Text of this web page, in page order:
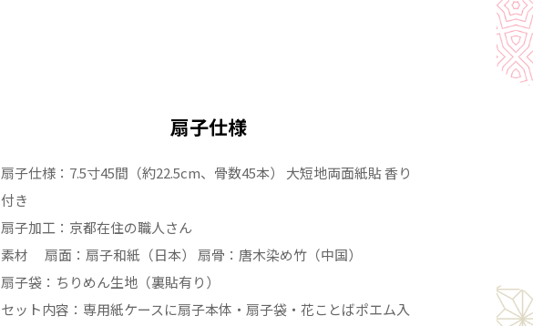
扇子仕様
扇子仕様：7.5寸45間（約22.5cm、骨数45本） 大短地両面紙貼 香り
付き
扇子加工：京都在住の職人さん
素材 扇面：扇子和紙（日本） 扇骨：唐木染め竹（中国）
扇子袋：ちりめん生地（裏貼有り）
セット内容：専用紙ケースに扇子本体・扇子袋・花ことばポエム入